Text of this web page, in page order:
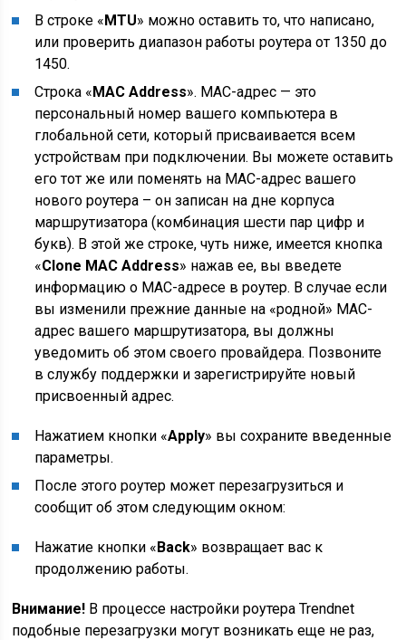
В строке «MTU» можно оставить то, что написано,
или проверить диапазон работы роутера от 1350 до
1450.
Строка «MAC Address». МАС-адрес — это
персональный номер вашего компьютера в
глобальной сети, который присваивается всем
устройствам при подключении. Вы можете оставить
его тот же или поменять на МАС-адрес вашего
нового роутера – он записан на дне корпуса
маршрутизатора (комбинация шести пар цифр и
букв). В этой же строке, чуть ниже, имеется кнопка
«Clone MAC Address» нажав ее, вы введете
информацию о МАС-адресе в роутер. В случае если
вы изменили прежние данные на «родной» МАС-
адрес вашего маршрутизатора, вы должны
уведомить об этом своего провайдера. Позвоните
в службу поддержки и зарегистрируйте новый
присвоенный адрес.
Нажатием кнопки «Apply» вы сохраните введенные
параметры.
После этого роутер может перезагрузиться и
сообщит об этом следующим окном:
Нажатие кнопки «Back» возвращает вас к
продолжению работы.
Внимание! В процессе настройки роутера Trendnet
подобные перезагрузки могут возникать еще не раз,